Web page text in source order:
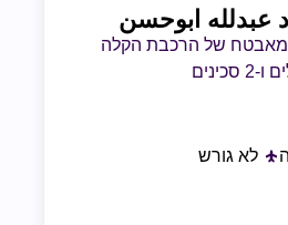
عبدلله ابوحسن
ביצוע פיגוע ב-2016 ע"י מאבטח של הרכבת הקלה
לא גורש